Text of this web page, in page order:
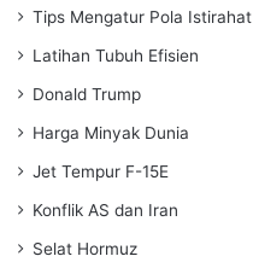
Tips Mengatur Pola Istirahat
Latihan Tubuh Efisien
Donald Trump
Harga Minyak Dunia
Jet Tempur F-15E
Konflik AS dan Iran
Selat Hormuz